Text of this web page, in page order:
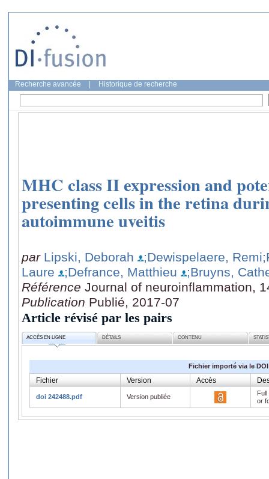
Recherche avancée Historique de recherche
MHC class II expression and
presenting cells in the retina
autoimmune uveitis
par Lipski, Deborah ;Dewispelaere, Remi
Laure
;Defrance, Matthieu
;Bruyns,
Référence Journal of neuroinflammation,
Publication Publié, 2017-07
Article révisé par les pairs
ACCÈS EN LIGNE DÉTAILS CONTENU
Fichier importé via le DOI
Fichier Version Accès
doi 242488.pdf Version publiée
or